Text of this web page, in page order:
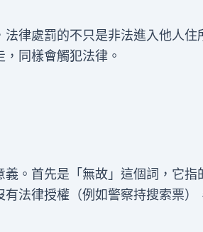
律處罰的不只是非法進入他人住
同樣會觸犯法律。
。首先是「無故」這個詞，它指
法律授權（例如警察持搜索票）